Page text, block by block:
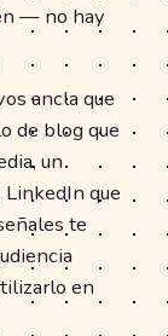
— no hay
ancla que
de blog que
un
que
te
en